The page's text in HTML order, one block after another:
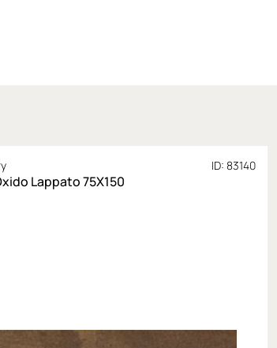
ID: 83140
Lappato 75X150